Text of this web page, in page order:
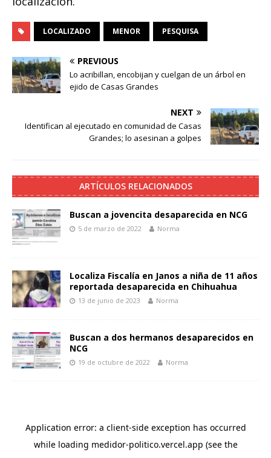
LOCALIZADO MENOR PESQUISA
PREVIOUS
Lo acribillan, encobijan y cuelgan de un árbol en
ejido de Casas Grandes
NEXT
Identifican al ejecutado en comunidad de Casas
Grandes; lo asesinan a golpes
ARTÍCULOS RELACIONADOS
Buscan a jovencita desaparecida en NCG
5 de marzo de 2022 Norma
Localiza Fiscalía en Janos a niña de 11 años
reportada desaparecida en Chihuahua
13 de junio de 2023 Norma
Buscan a dos hermanos desaparecidos en
NCG
19 de octubre de 2022 Norma